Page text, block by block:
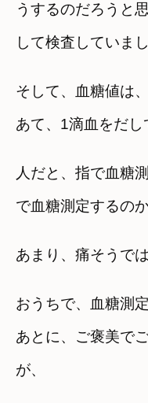
うするのだろうと
して検査していまし
そして、血糖値は
あて、1滴血をだし
人だと、指で血糖
で血糖測定するの
あまり、痛そうで
おうちで、血糖測
あとに、ご褒美で
が、